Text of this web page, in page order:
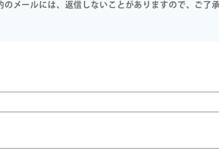
のメールには、返信しないことがありますので、ご了